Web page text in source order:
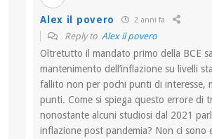
Alex il povero 2 anni fa
Reply toAlex il povero
Oltretutto il mandato primo della BCE
mantenimento dell’inflazione su livelli
fallito non per pochi punti di interesse,
punti. Come si spiega questo errore di
nonostante alcuni studiosi dal 2021
inflazione post pandemia? Non ci sono